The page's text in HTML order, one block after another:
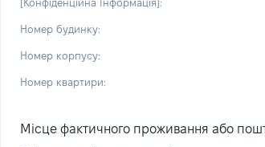
[Конфіденційна Інформація]:
Номер будинку:
Номер корпусу:
Номер квартири:
Місце фактичного проживання або